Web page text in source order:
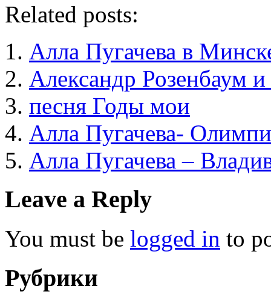
Related posts:
Алла Пугачева в
Александр Розенбаум
песня Годы мои
Алла Пугачева-
Алла Пугачева –
Leave a Reply
You must be logged in to
Рубрики